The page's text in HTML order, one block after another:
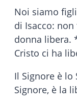
Noi siamo
di Isacco:
donna libera.
Cristo ci ha
Il Signore è lo
Signore, è la